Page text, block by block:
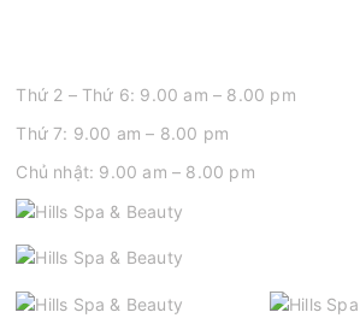
Thứ 2 – Thứ 6: 9.00 am – 8.00 pm
Thứ 7: 9.00 am – 8.00 pm
Chủ nhật: 9.00 am – 8.00 pm